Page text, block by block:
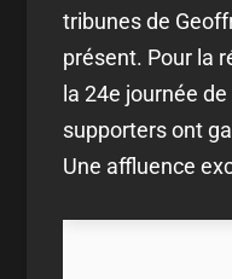
tribunes de
présent. Pour la
la 24e journée
supporters ont
Une affluence